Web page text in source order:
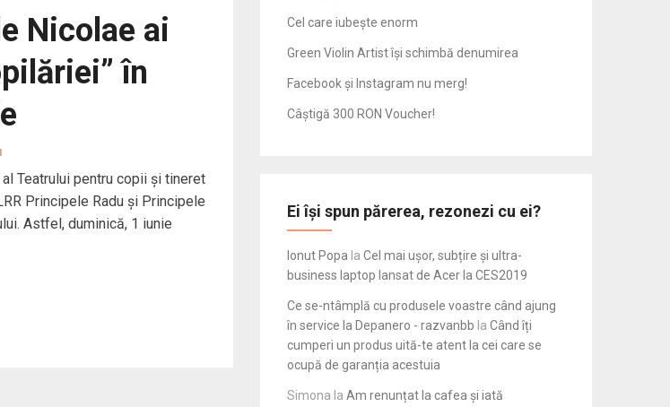
Nicolae ai
în
Teatrului pentru copii şi tineret
Principele Radu şi Principele
Astfel, duminică, 1 iunie
Cel care iubește enorm
Green Violin Artist își schimbă denumirea
Facebook și Instagram nu merg!
Câștigă 300 RON Voucher!
Ei își spun părerea, rezonezi cu ei?
Ionut Popa laCel mai ușor, subțire și ultra-
business laptop lansat de Acer la CES2019
Ce se-ntâmplă cu produsele voastre când ajung
în service la Depanero - razvanbb laCând îți
cumperi un produs uită-te atent la cei care se
ocupă de garanția acestuia
Simona laAm renunțat la cafea și iată